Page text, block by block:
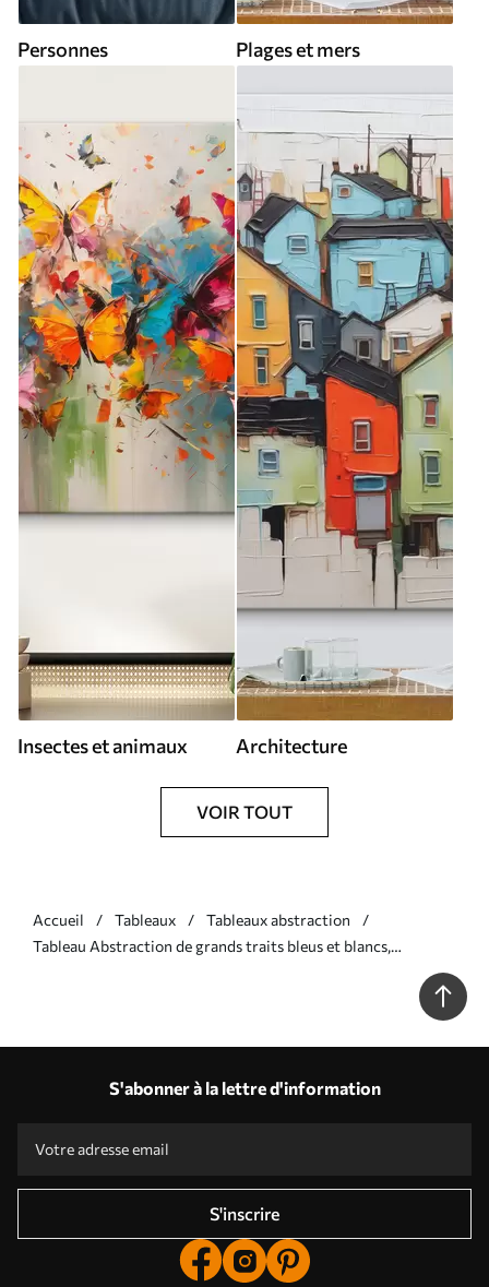
Personnes Plages et mers
Insectes et animaux Architecture
VOIR TOUT
Accueil Tableaux
Tableaux abstraction
Tableau Abstraction de grands traits bleus et blancs,
S'abonner à la lettre d'information
S'inscrire